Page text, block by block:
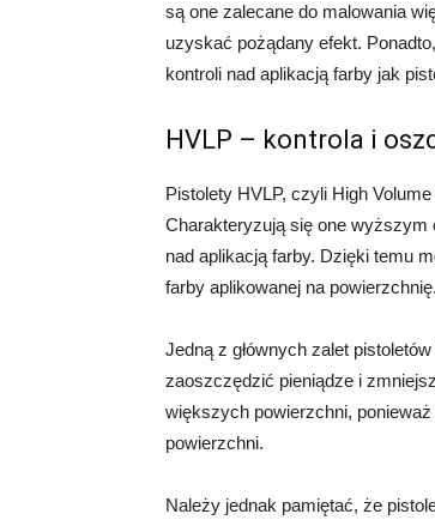
są one zalecane do malowania
uzyskać pożądany efekt.
kontroli nad aplikacją farby jak
HVLP – kontrola i
Pistolety HVLP, czyli High
Charakteryzują się one wyższym
nad aplikacją farby. Dzięki temu
farby aplikowanej na powierzchnię.
Jedną z głównych zalet
zaoszczędzić pieniądze i
większych powierzchni,
powierzchni.
Należy jednak pamiętać, że